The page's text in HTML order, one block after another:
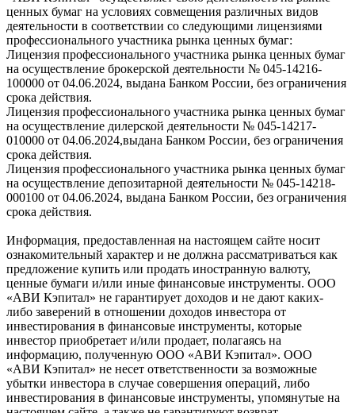
ценных бумаг на условиях совмещения различных видов
деятельности в соответствии со следующими лицензиями
профессионального участника рынка ценных бумаг:
Лицензия профессионального участника рынка ценных бумаг
на осуществление брокерской деятельности № 045-14216-
100000 от 04.06.2024, выдана Банком России, без ограничения
срока действия.
Лицензия профессионального участника рынка ценных бумаг
на осуществление дилерской деятельности № 045-14217-
010000 от 04.06.2024,выдана Банком России, без ограничения
срока действия.
Лицензия профессионального участника рынка ценных бумаг
на осуществление депозитарной деятельности № 045-14218-
000100 от 04.06.2024, выдана Банком России, без ограничения
срока действия.
Информация, предоставленная на настоящем сайте носит
ознакомительный характер и не должна рассматриваться как
предложение купить или продать иностранную валюту,
ценные бумаги и/или иные финансовые инструменты. ООО
«АВИ Кэпитал» не гарантирует доходов и не дают каких-
либо заверений в отношении доходов инвестора от
инвестирования в финансовые инструменты, которые
инвестор приобретает и/или продает, полагаясь на
информацию, полученную ООО «АВИ Кэпитал». ООО
«АВИ Кэпитал» не несет ответственности за возможные
убытки инвестора в случае совершения операций, либо
инвестирования в финансовые инструменты, упомянутые на